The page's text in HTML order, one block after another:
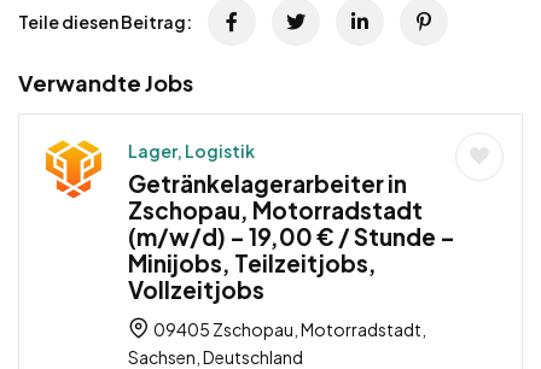
Teile diesen Beitrag:
Verwandte Jobs
Lager, Logistik
Getränkelagerarbeiter in
Zschopau, Motorradstadt
(m/w/d) – 19,00 € / Stunde –
Minijobs, Teilzeitjobs,
Vollzeitjobs
09405 Zschopau, Motorradstadt,
Sachsen, Deutschland